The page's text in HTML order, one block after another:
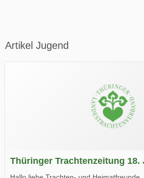
Artikel Jugend
Thüringer Trachtenzeitung 18.